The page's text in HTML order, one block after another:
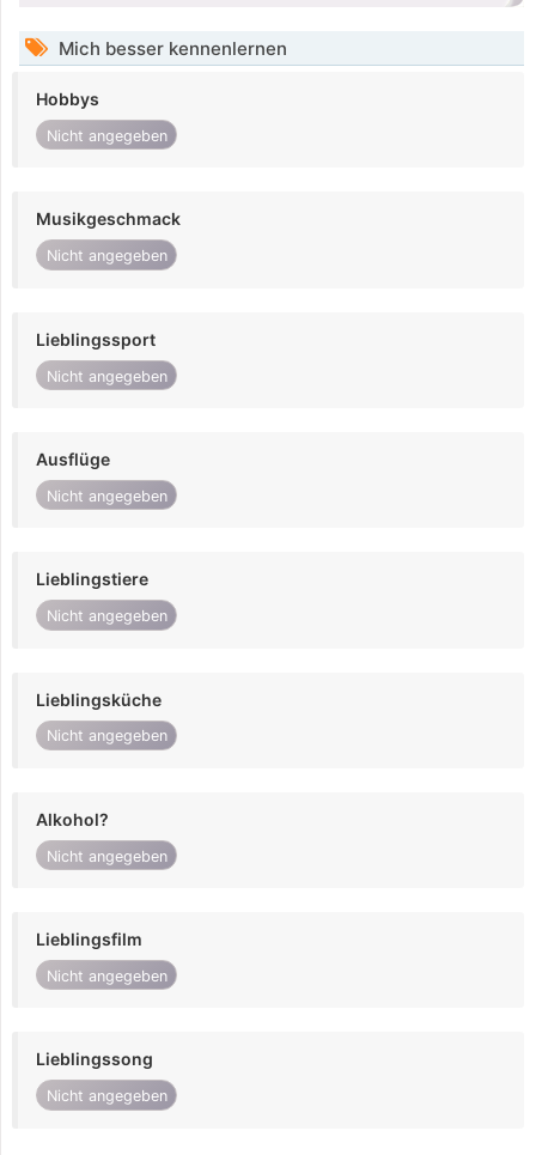
Mich besser kennenlernen
Hobbys
Nicht angegeben
Musikgeschmack
Nicht angegeben
Lieblingssport
Nicht angegeben
Ausflüge
Nicht angegeben
Lieblingstiere
Nicht angegeben
Lieblingsküche
Nicht angegeben
Alkohol?
Nicht angegeben
Lieblingsfilm
Nicht angegeben
Lieblingssong
Nicht angegeben